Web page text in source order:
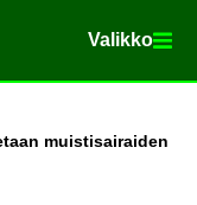
Va­lik­ko
Va­lik­ko
muis­ti­sai­rai­den